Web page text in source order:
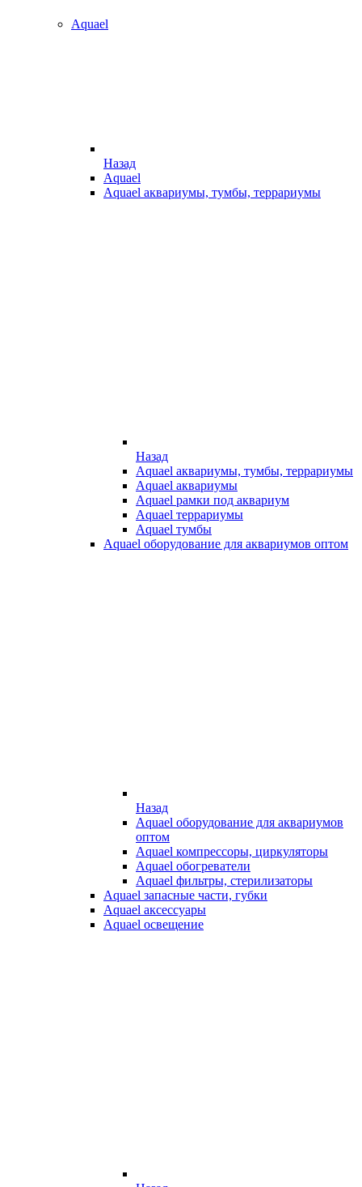
Aquael
Назад
Aquael
Aquael аквариумы, тумбы, террариумы
Назад
Aquael аквариумы, тумбы, террариумы
Aquael аквариумы
Aquael рамки под аквариум
Aquael террариумы
Aquael тумбы
Aquael оборудование для аквариумов оптом
Назад
Aquael оборудование для аквариумов
оптом
Aquael компрессоры, циркуляторы
Aquael обогреватели
Aquael фильтры, стерилизаторы
Aquael запасные части, губки
Aquael аксессуары
Aquael освещение